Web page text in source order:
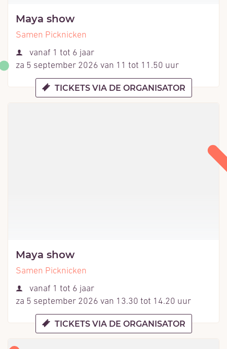
Maya show
Samen Picknicken
Leeftijd
vanaf 1 tot 6 jaar
za 5 september 2026 van 11 tot 11.50 uur
TICKETS VIA DE ORGANISATOR
Maya show
Samen Picknicken
Leeftijd
vanaf 1 tot 6 jaar
za 5 september 2026 van 13.30 tot 14.20 uur
TICKETS VIA DE ORGANISATOR